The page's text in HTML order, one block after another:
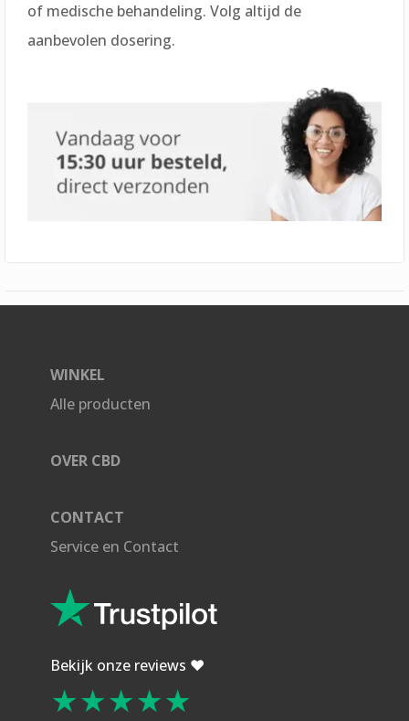
of medische behandeling. Volg altijd de
aanbevolen dosering.
WINKEL
Alle producten
OVER CBD
CONTACT
Service en Contact
Bekijk onze reviews ❤️
★★★★★